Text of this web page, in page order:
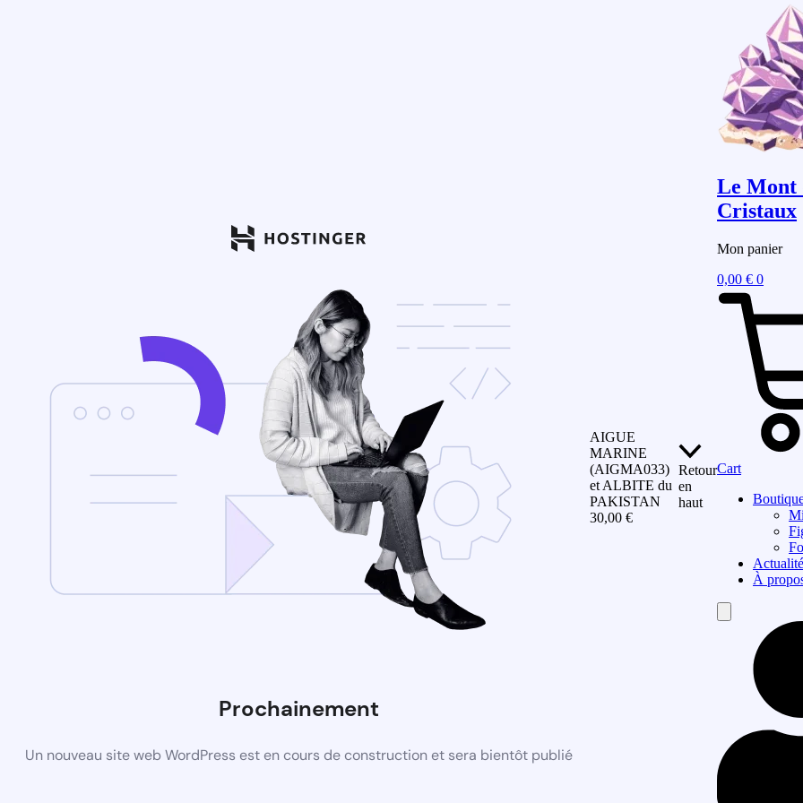
Prochainement
Un nouveau site web WordPress est en cours de construction et sera bientôt publié
AIGUE
MARINE
(AIGMA033)
et ALBITE du
PAKISTAN
30,00 €
Retour
en
haut
Le Mont
Cristaux
Mon panier
0,00€ 0
Cart
À
Toggle